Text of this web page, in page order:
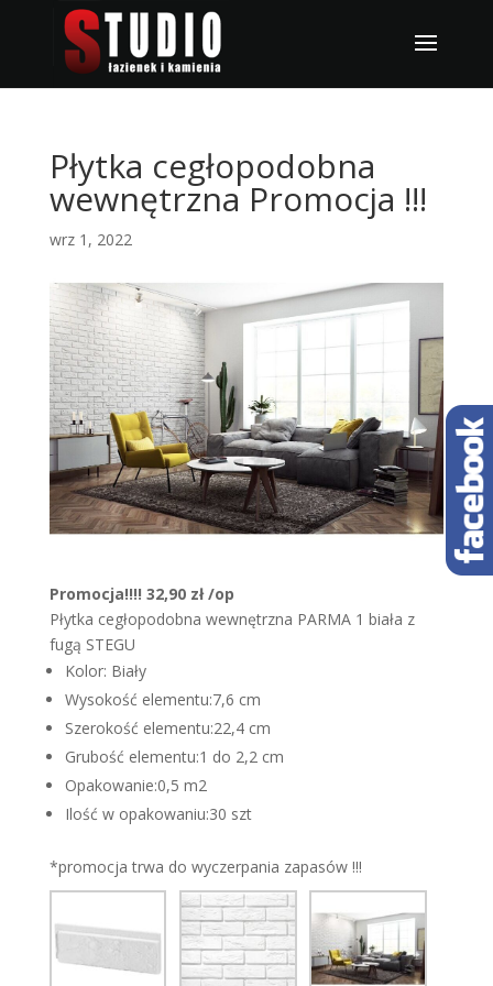
Płytka cegłopodobna
wewnętrzna Promocja !!!
wrz 1, 2022
Promocja!!!! 32,90 zł /op
Płytka cegłopodobna wewnętrzna PARMA 1 biała z
fugą STEGU
Kolor: Biały
Wysokość elementu:7,6 cm
Szerokość elementu:22,4 cm
Grubość elementu:1 do 2,2 cm
Opakowanie:0,5 m2
Ilość w opakowaniu:30 szt
*promocja trwa do wyczerpania zapasów !!!